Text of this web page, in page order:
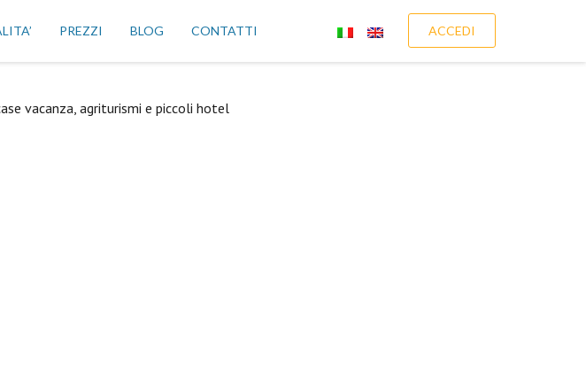
PREZZI BLOG CONTATTI ACCEDI
vacanza, agriturismi e piccoli hotel